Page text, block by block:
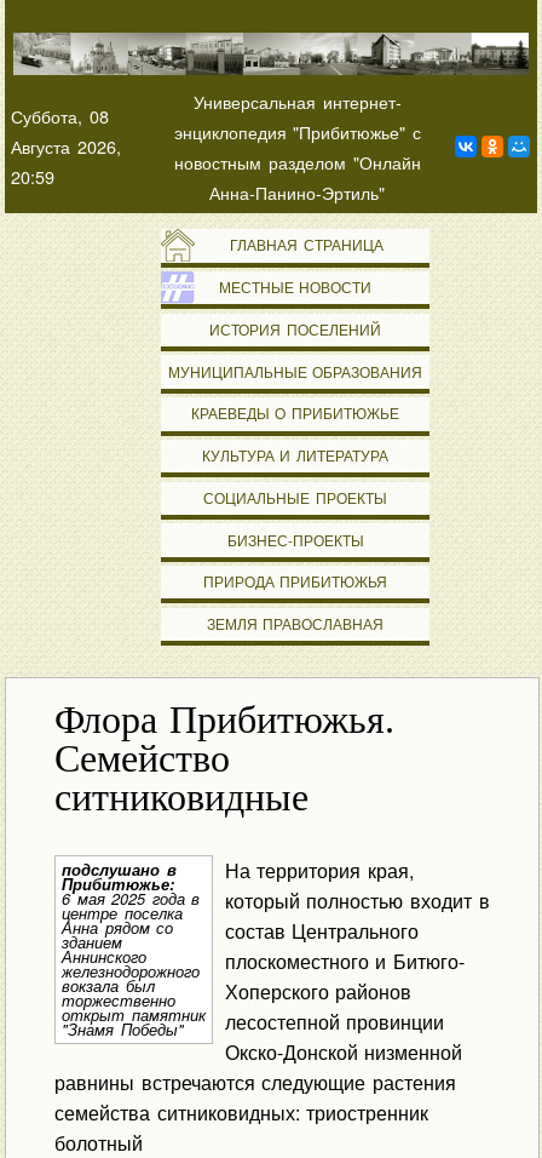
Суббота, 08
Августа 2026,
20:59
Универсальная интернет-
энциклопедия "Прибитюжье" с
новостным разделом "Онлайн
Анна-Панино-Эртиль"
ГЛАВНАЯ СТРАНИЦА
МЕСТНЫЕ НОВОСТИ
ИСТОРИЯ ПОСЕЛЕНИЙ
МУНИЦИПАЛЬНЫЕ ОБРАЗОВАНИЯ
КРАЕВЕДЫ О ПРИБИТЮЖЬЕ
КУЛЬТУРА И ЛИТЕРАТУРА
СОЦИАЛЬНЫЕ ПРОЕКТЫ
БИЗНЕС-ПРОЕКТЫ
ПРИРОДА ПРИБИТЮЖЬЯ
ЗЕМЛЯ ПРАВОСЛАВНАЯ
Флора Прибитюжья.
Семейство
ситниковидные
подслушано в
Прибитюжье:
6 мая 2025 года в
центре поселка
Анна рядом со
зданием
Аннинского
железнодорожного
вокзала был
торжественно
открыт памятник
"Знамя Победы"
На территория края,
который полностью входит в
состав Центрального
плоскоместного и Битюго-
Хоперского районов
лесостепной провинции
Окско-Донской низменной
равнины встречаются следующие растения
семейства ситниковидных: триостренник
болотный